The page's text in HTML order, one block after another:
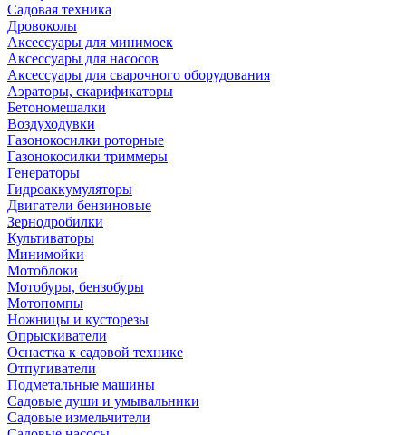
Садовая техника
Дровоколы
Аксессуары для минимоек
Аксессуары для насосов
Аксессуары для сварочного оборудования
Аэраторы, скарификаторы
Бетономешалки
Воздуходувки
Газонокосилки роторные
Газонокосилки триммеры
Генераторы
Гидроаккумуляторы
Двигатели бензиновые
Зернодробилки
Культиваторы
Минимойки
Мотоблоки
Мотобуры, бензобуры
Мотопомпы
Ножницы и кусторезы
Опрыскиватели
Оснастка к садовой технике
Отпугиватели
Подметальные машины
Садовые души и умывальники
Садовые измельчители